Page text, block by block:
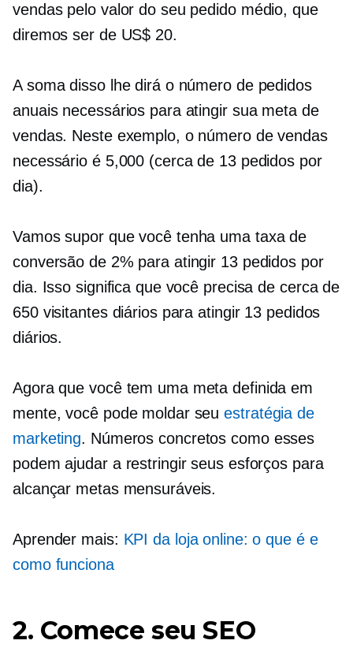
vendas pelo valor do seu pedido médio, que
diremos ser de US$ 20.
A soma disso lhe dirá o número de pedidos
anuais necessários para atingir sua meta de
vendas. Neste exemplo, o número de vendas
necessário é 5,000 (cerca de 13 pedidos por
dia).
Vamos supor que você tenha uma taxa de
conversão de 2% para atingir 13 pedidos por
dia. Isso significa que você precisa de cerca de
650 visitantes diários para atingir 13 pedidos
diários.
Agora que você tem uma meta definida em
mente, você pode moldar seuestratégia de
marketing. Números concretos como esses
podem ajudar a restringir seus esforços para
alcançar metas mensuráveis.
Aprender mais: KPI da loja online: o que é e
como funciona
2. Comece seu SEO